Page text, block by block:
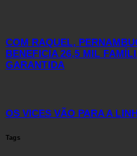
COM RAQUEL,
BENEFICIA 26,5 MIL
GARANTIDA
OS VICES VÃO PARA A
Tags